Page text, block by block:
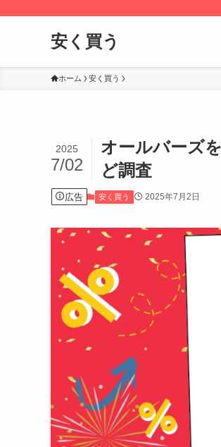
安く買う
ホーム 安く買う
オールバーズ
ど調査
2025
7/02
広告 安く買う 2025年7月2日